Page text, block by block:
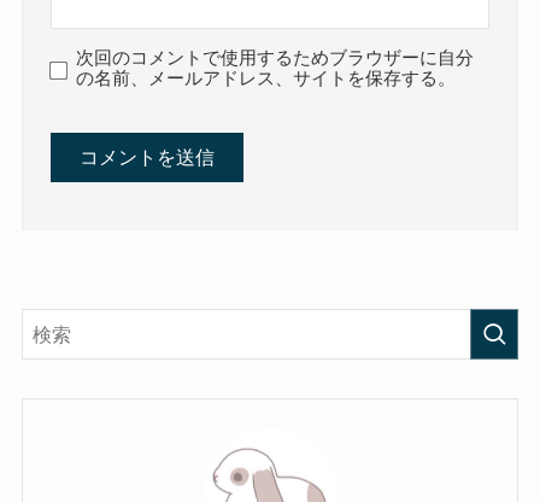
次回のコメントで使用するためブラウザーに自分
の名前、メールアドレス、サイトを保存する。